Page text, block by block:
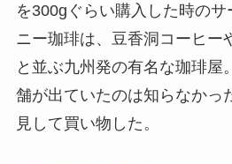
を300gぐらい購入した時の
ニー珈琲は、豆香洞コーヒー
と並ぶ九州発の有名な珈琲屋
舗が出ていたのは知らなかっ
見して買い物した。